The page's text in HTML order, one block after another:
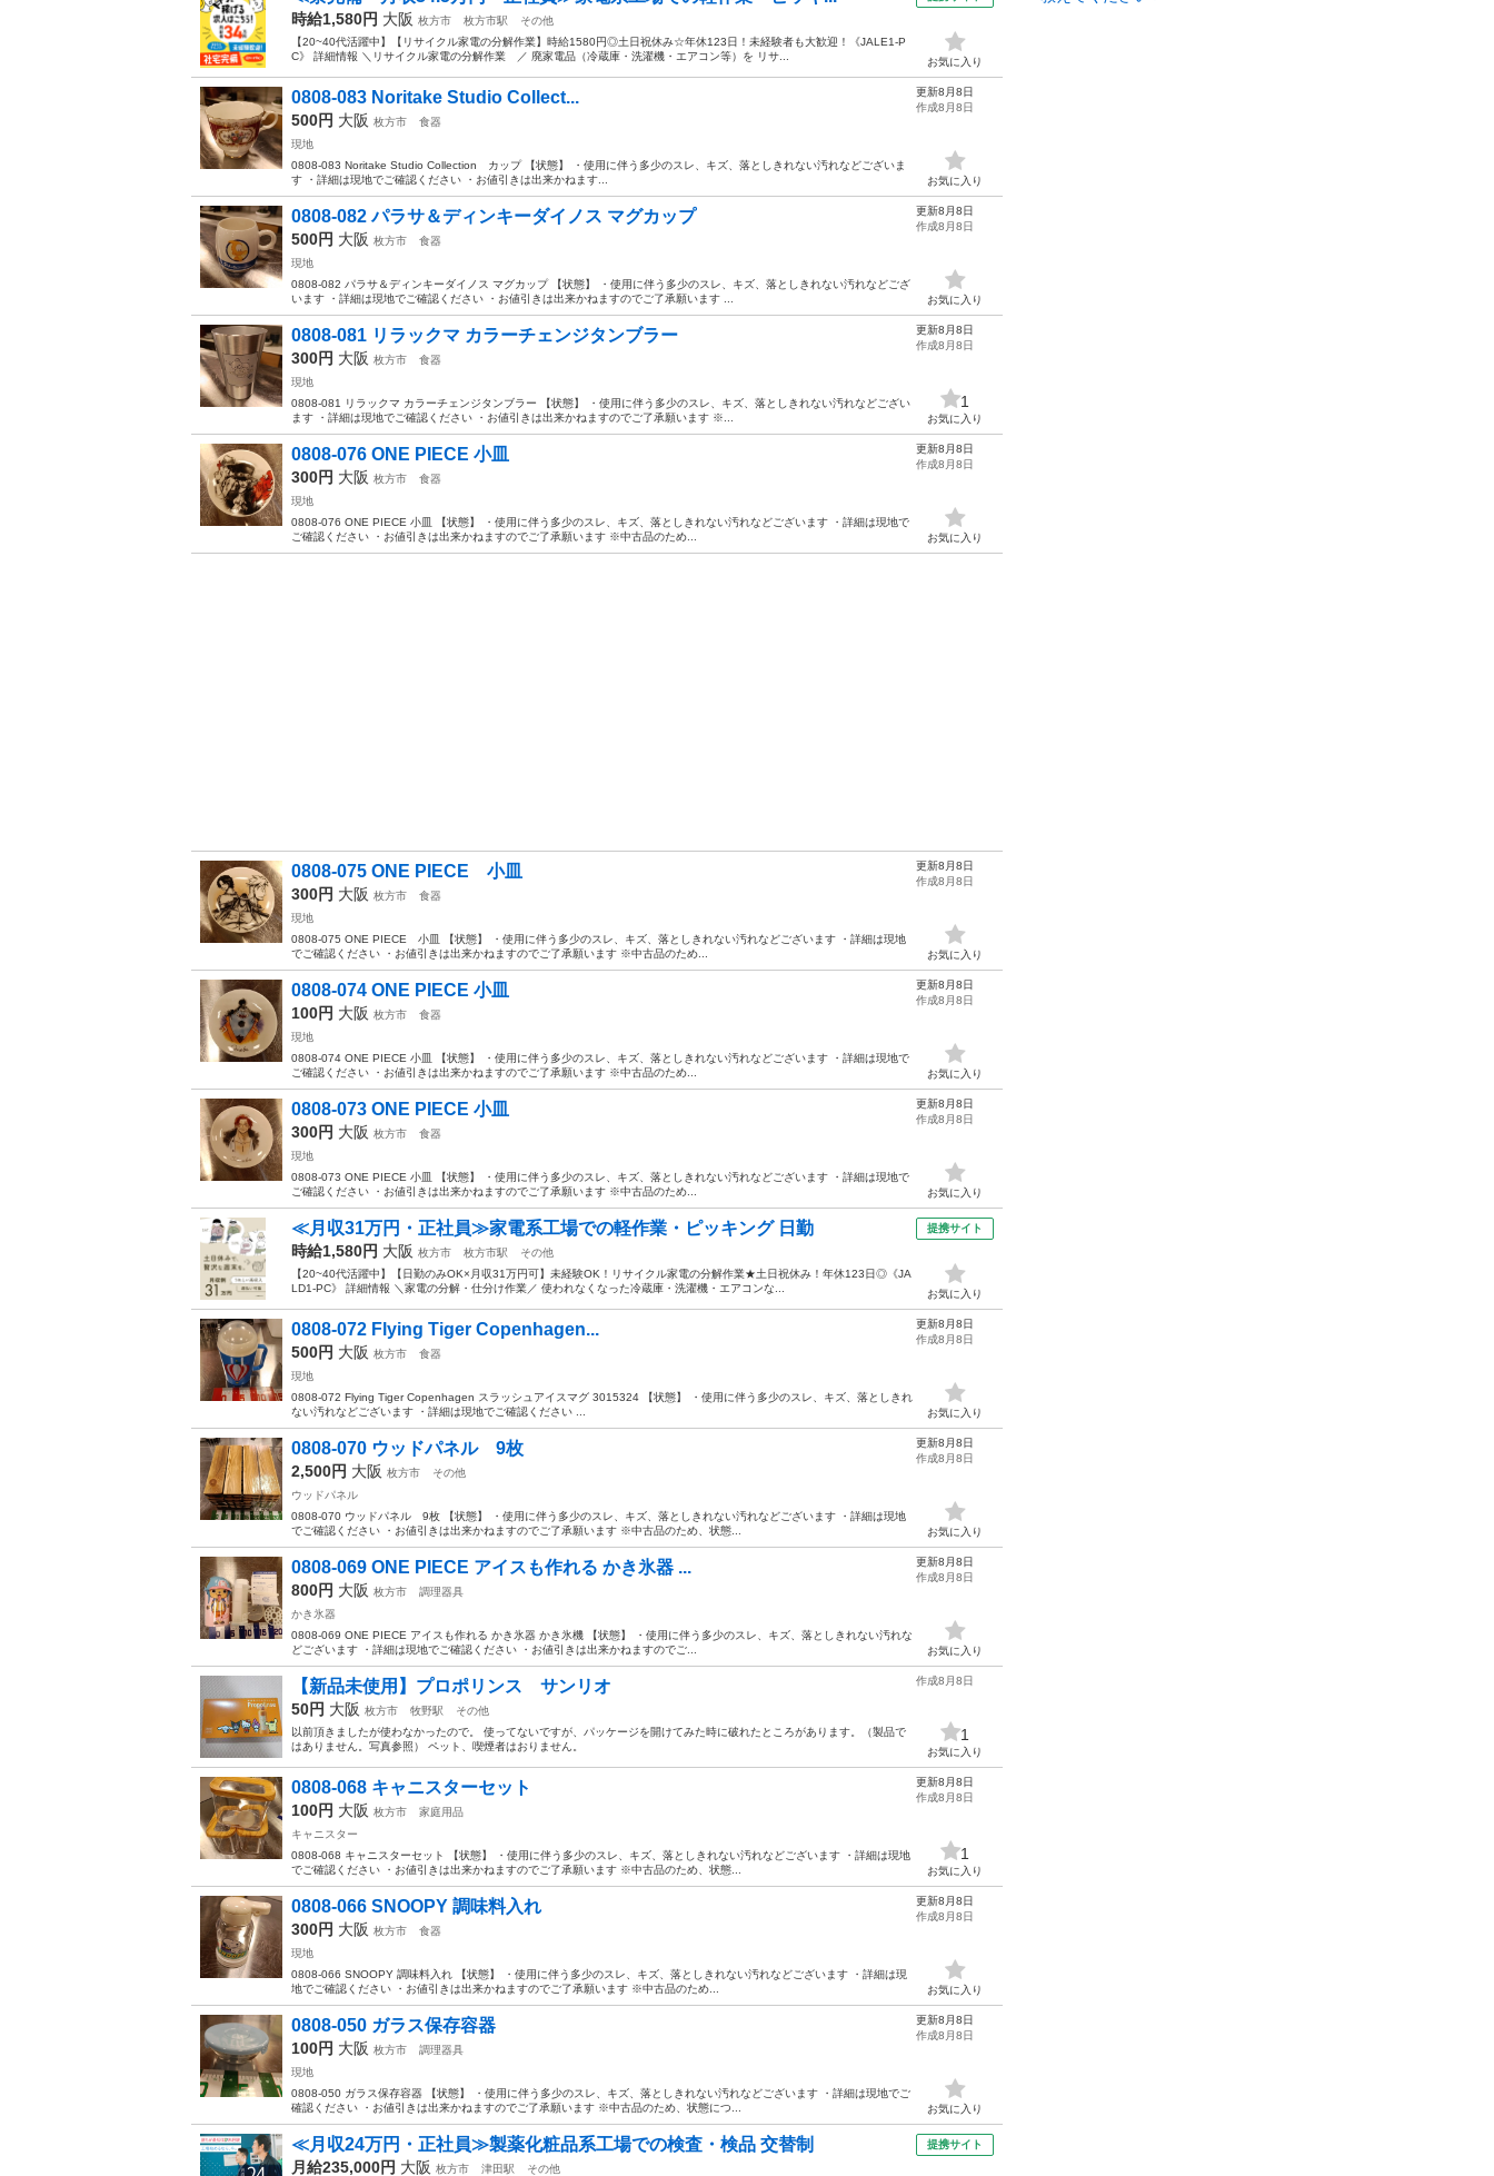
時給1,580円 大阪 枚方市 枚方市駅
その他
【20~40代活躍中】【リサイクル家電の分解作業】時給1580円◎土日祝休み☆年休123日！未経験者も大歓迎！《JALE1-P
C》 詳細情報 ＼リサイクル家電の分解作業 ／ 廃家電品（冷蔵庫・洗濯機・エアコン等）を リサ...
お気に入り
0808-083 Noritake Studio Collect...
500円 大阪 枚方市
食器
現地
0808-083 Noritake Studio Collection カップ 【状態】 ・使用に伴う多少のスレ、キズ、落としきれない汚れなどございま
す ・詳細は現地でご確認ください ・お値引きは出来かねます...
更新8月8日
作成8月8日
お気に入り
0808-082 パラサ＆ディンキーダイノス マグカップ
500円 大阪 枚方市
食器
現地
0808-082 パラサ＆ディンキーダイノス マグカップ 【状態】 ・使用に伴う多少のスレ、キズ、落としきれない汚れなどござ
います ・詳細は現地でご確認ください ・お値引きは出来かねますのでご了承願います ...
更新8月8日
作成8月8日
お気に入り
0808-081 リラックマ カラーチェンジタンブラー
300円 大阪 枚方市
食器
現地
0808-081 リラックマ カラーチェンジタンブラー 【状態】 ・使用に伴う多少のスレ、キズ、落としきれない汚れなどござい
ます ・詳細は現地でご確認ください ・お値引きは出来かねますのでご了承願います ※...
更新8月8日
作成8月8日
1
お気に入り
0808-076 ONE PIECE 小皿
300円 大阪 枚方市
食器
現地
0808-076 ONE PIECE 小皿 【状態】 ・使用に伴う多少のスレ、キズ、落としきれない汚れなどございます ・詳細は現地で
ご確認ください ・お値引きは出来かねますのでご了承願います ※中古品のため...
更新8月8日
作成8月8日
お気に入り
0808-075 ONE PIECE 小皿
300円 大阪 枚方市
食器
現地
0808-075 ONE PIECE 小皿 【状態】 ・使用に伴う多少のスレ、キズ、落としきれない汚れなどございます ・詳細は現地
でご確認ください ・お値引きは出来かねますのでご了承願います ※中古品のため...
更新8月8日
作成8月8日
お気に入り
0808-074 ONE PIECE 小皿
100円 大阪 枚方市
食器
現地
0808-074 ONE PIECE 小皿 【状態】 ・使用に伴う多少のスレ、キズ、落としきれない汚れなどございます ・詳細は現地で
ご確認ください ・お値引きは出来かねますのでご了承願います ※中古品のため...
更新8月8日
作成8月8日
お気に入り
0808-073 ONE PIECE 小皿
300円 大阪 枚方市
食器
現地
0808-073 ONE PIECE 小皿 【状態】 ・使用に伴う多少のスレ、キズ、落としきれない汚れなどございます ・詳細は現地で
ご確認ください ・お値引きは出来かねますのでご了承願います ※中古品のため...
更新8月8日
作成8月8日
お気に入り
≪月収31万円・正社員≫家電系工場での軽作業・ピッキング 日勤
時給1,580円 大阪 枚方市 枚方市駅
その他
【20~40代活躍中】【日勤のみOK×月収31万円可】未経験OK！リサイクル家電の分解作業★土日祝休み！年休123日◎《JA
LD1-PC》 詳細情報 ＼家電の分解・仕分け作業／ 使われなくなった冷蔵庫・洗濯機・エアコンな...
提携サイト
お気に入り
0808-072 Flying Tiger Copenhagen...
500円 大阪 枚方市
食器
現地
0808-072 Flying Tiger Copenhagen スラッシュアイスマグ 3015324 【状態】 ・使用に伴う多少のスレ、キズ、落としきれ
ない汚れなどございます ・詳細は現地でご確認ください ...
更新8月8日
作成8月8日
お気に入り
0808-070 ウッドパネル 9枚
2,500円 大阪 枚方市
その他
ウッドパネル
0808-070 ウッドパネル 9枚 【状態】 ・使用に伴う多少のスレ、キズ、落としきれない汚れなどございます ・詳細は現地
でご確認ください ・お値引きは出来かねますのでご了承願います ※中古品のため、状態...
更新8月8日
作成8月8日
お気に入り
0808-069 ONE PIECE アイスも作れる かき氷器 ...
800円 大阪 枚方市
調理器具
かき氷器
0808-069 ONE PIECE アイスも作れる かき氷器 かき氷機 【状態】 ・使用に伴う多少のスレ、キズ、落としきれない汚れな
どございます ・詳細は現地でご確認ください ・お値引きは出来かねますのでご...
更新8月8日
作成8月8日
お気に入り
【新品未使用】プロポリンス サンリオ
50円 大阪 枚方市 牧野駅
その他
以前頂きましたが使わなかったので。 使ってないですが、パッケージを開けてみた時に破れたところがあります。（製品で
はありません。写真参照） ペット、喫煙者はおりません。
作成8月8日
1
お気に入り
0808-068 キャニスターセット
100円 大阪 枚方市
家庭用品
キャニスター
0808-068 キャニスターセット 【状態】 ・使用に伴う多少のスレ、キズ、落としきれない汚れなどございます ・詳細は現地
でご確認ください ・お値引きは出来かねますのでご了承願います ※中古品のため、状態...
更新8月8日
作成8月8日
1
お気に入り
0808-066 SNOOPY 調味料入れ
300円 大阪 枚方市
食器
現地
0808-066 SNOOPY 調味料入れ 【状態】 ・使用に伴う多少のスレ、キズ、落としきれない汚れなどございます ・詳細は現
地でご確認ください ・お値引きは出来かねますのでご了承願います ※中古品のため...
更新8月8日
作成8月8日
お気に入り
0808-050 ガラス保存容器
100円 大阪 枚方市
調理器具
現地
0808-050 ガラス保存容器 【状態】 ・使用に伴う多少のスレ、キズ、落としきれない汚れなどございます ・詳細は現地でご
確認ください ・お値引きは出来かねますのでご了承願います ※中古品のため、状態につ...
更新8月8日
作成8月8日
お気に入り
≪月収24万円・正社員≫製薬化粧品系工場での検査・検品 交替制
月給235,000円 大阪 枚方市 津田駅 その他
提携サイト